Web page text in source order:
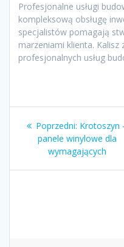
Profesjonalne usługi
kompleksową obsługę
specjalistów pomagają
marzeniami klienta. Kalisz
profesjonalnych usług
Nawigacja
wpisu
Poprzedni: Poprzedni
wpis:
Krotoszyn
panele winylowe dla
wymagających